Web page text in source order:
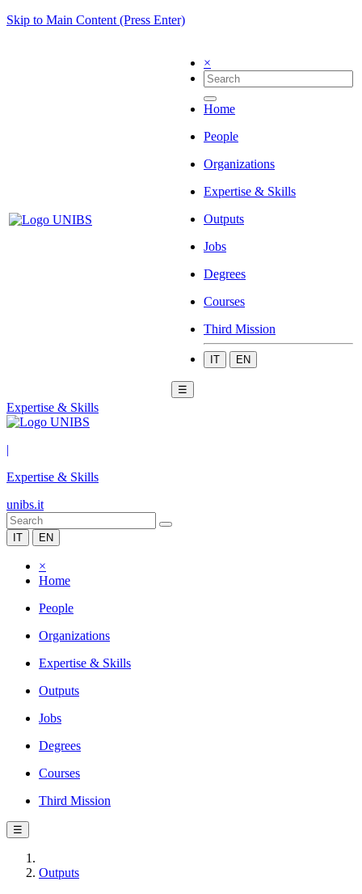
Skip to Main Content (Press Enter)
×
Home
People
Organizations
Expertise & Skills
Outputs
Jobs
Degrees
Courses
Third Mission
IT EN
☰
Expertise & Skills
|
Expertise & Skills
unibs.it
IT EN
×
Home
People
Organizations
Expertise & Skills
Outputs
Jobs
Degrees
Courses
Third Mission
☰
Outputs